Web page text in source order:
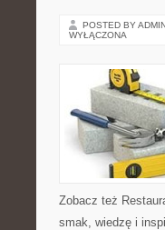
POSTED BY
WYŁĄCZONA
Zobacz też
smak, wiedzę i